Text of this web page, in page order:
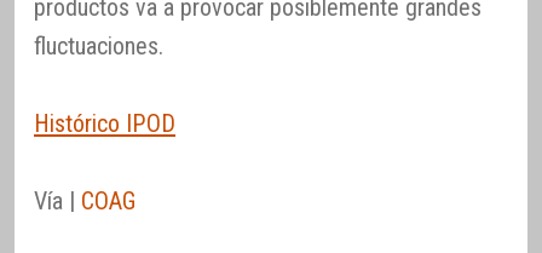
productos va a provocar posiblemente grandes
fluctuaciones.
Histórico IPOD
Vía | COAG